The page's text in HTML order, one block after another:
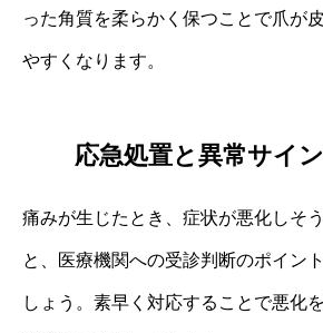
った角質を柔らかく保つことで爪が
やすくなります。
応急処置と異常サイ
痛みが生じたとき、症状が悪化しそ
と、医療機関への受診判断のポイン
しょう。素早く対応することで悪化